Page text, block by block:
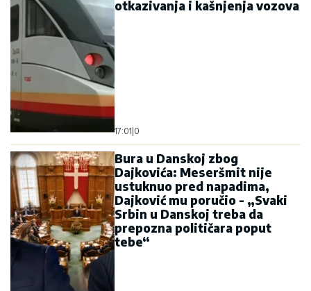
otkazivanja i kašnjenja vozova
17:01 0
Bura u Danskoj zbog
Dajkovića: Meseršmit nije
ustuknuo pred napadima,
Dajković mu poručio - „Svaki
Srbin u Danskoj treba da
prepozna političara poput
tebe“